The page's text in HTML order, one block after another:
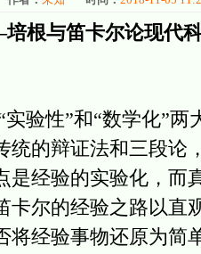
根与笛卡尔论现代
性”和“数学化”两
的辩证法和三段论
经验的实验化，而
卡尔的经验之路以直
经验事物还原为简